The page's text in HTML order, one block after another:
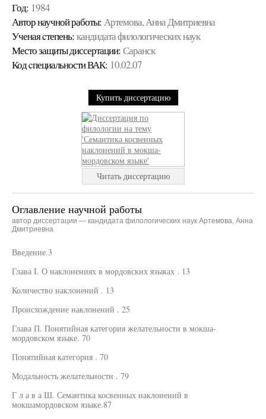
Год: 1984
Автор научной работы: Артемова, Анна Дмитриевна
Ученая cтепень: кандидата филологических наук
Место защиты диссертации: Саранск
Код cпециальности ВАК: 10.02.07
Купить диссертацию
Читать диссертацию
Оглавление научной работы
автор диссертации — кандидата филологических наук Артемова, Анна
Дмитриевна
Введение.3
Глава I. О наклонениях в мордовских языках . 13
Количество наклонений . 13
Происхождение наклонений . 25
Глава П. Понятийная категория желательности в мокша-
мордовском языке. 70
Понятийная категория . 70
Модальность желательности . 79
Г л а в а Ш. Семантика косвенных наклонений в
мокшамордовском языке.87